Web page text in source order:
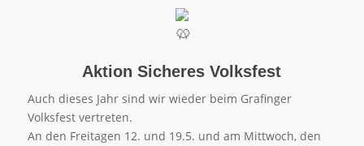
Aktion Sicheres Volksfest
Auch dieses Jahr sind wir wieder beim Grafinger
Volksfest vertreten.
An den Freitagen 12. und 19.5. und am Mittwoch, den